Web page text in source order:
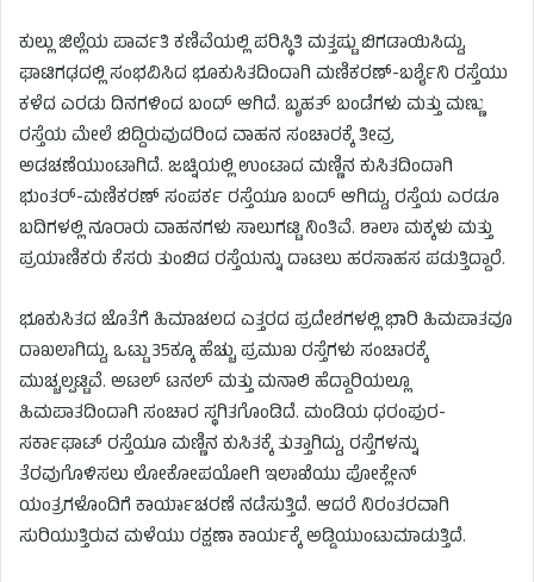
ಕುಲ್ಲು ಜಿಲ್ಲೆಯ ಪಾರ್ವತಿ ಕಣಿವೆಯಲ್ಲಿ ಪರಿಸ್ಥಿತಿ ಮತ್ತಷ್ಟು ಬಿಗಡಾಯಿಸಿದ್ದು,
ಘಾಟಿಗಢದಲ್ಲಿ ಸಂಭವಿಸಿದ ಭೂಕುಸಿತದಿಂದಾಗಿ ಮಣಿಕರಣ್-ಬರ್ಶೈನಿ ರಸ್ತೆಯು
ಕಳೆದ ಎರಡು ದಿನಗಳಿಂದ ಬಂದ್ ಆಗಿದೆ. ಬೃಹತ್ ಬಂಡೆಗಳು ಮತ್ತು ಮಣ್ಣು
ರಸ್ತೆಯ ಮೇಲೆ ಬಿದ್ದಿರುವುದರಿಂದ ವಾಹನ ಸಂಚಾರಕ್ಕೆ ತೀವ್ರ
ಅಡಚಣೆಯುಂಟಾಗಿದೆ. ಜಚ್ನಿಯಲ್ಲಿ ಉಂಟಾದ ಮಣ್ಣಿನ ಕುಸಿತದಿಂದಾಗಿ
ಭುಂತರ್-ಮಣಿಕರಣ್ ಸಂಪರ್ಕ ರಸ್ತೆಯೂ ಬಂದ್ ಆಗಿದ್ದು, ರಸ್ತೆಯ ಎರಡೂ
ಬದಿಗಳಲ್ಲಿ ನೂರಾರು ವಾಹನಗಳು ಸಾಲುಗಟ್ಟಿ ನಿಂತಿವೆ. ಶಾಲಾ ಮಕ್ಕಳು ಮತ್ತು
ಪ್ರಯಾಣಿಕರು ಕೆಸರು ತುಂಬಿದ ರಸ್ತೆಯನ್ನು ದಾಟಲು ಹರಸಾಹಸ ಪಡುತ್ತಿದ್ದಾರೆ.
ಭೂಕುಸಿತದ ಜೊತೆಗೆ ಹಿಮಾಚಲದ ಎತ್ತರದ ಪ್ರದೇಶಗಳಲ್ಲಿ ಭಾರಿ ಹಿಮಪಾತವೂ
ದಾಖಲಾಗಿದ್ದು, ಒಟ್ಟು 35ಕ್ಕೂ ಹೆಚ್ಚು ಪ್ರಮುಖ ರಸ್ತೆಗಳು ಸಂಚಾರಕ್ಕೆ
ಮುಚ್ಚಲ್ಪಟ್ಟಿವೆ. ಅಟಲ್ ಟನಲ್ ಮತ್ತು ಮನಾಲಿ ಹೆದ್ದಾರಿಯಲ್ಲೂ
ಹಿಮಪಾತದಿಂದಾಗಿ ಸಂಚಾರ ಸ್ಥಗಿತಗೊಂಡಿದೆ. ಮಂಡಿಯ ಧರಂಪುರ-
ಸರ್ಕಾಘಾಟ್ ರಸ್ತೆಯೂ ಮಣ್ಣಿನ ಕುಸಿತಕ್ಕೆ ತುತ್ತಾಗಿದ್ದು, ರಸ್ತೆಗಳನ್ನು
ತೆರವುಗೊಳಿಸಲು ಲೋಕೋಪಯೋಗಿ ಇಲಾಖೆಯು ಪೋಕ್ಲೇನ್
ಯಂತ್ರಗಳೊಂದಿಗೆ ಕಾರ್ಯಾಚರಣೆ ನಡೆಸುತ್ತಿದೆ. ಆದರೆ ನಿರಂತರವಾಗಿ
ಸುರಿಯುತ್ತಿರುವ ಮಳೆಯು ರಕ್ಷಣಾ ಕಾರ್ಯಕ್ಕೆ ಅಡ್ಡಿಯುಂಟುಮಾಡುತ್ತಿದೆ.